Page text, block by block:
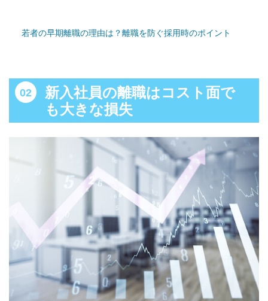
若者の早期離職の理由は？離職を防ぐ採用時のポイント
新入社員の離職はコスト面で
も大きな損失